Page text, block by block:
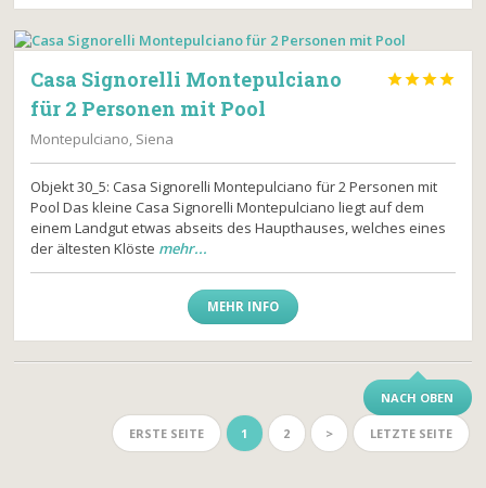
Casa Signorelli Montepulciano
für 2 Personen mit Pool

Montepulciano, Siena
Objekt 30_5: Casa Signorelli Montepulciano für 2 Personen mit
Pool Das kleine Casa Signorelli Montepulciano liegt auf dem
einem Landgut etwas abseits des Haupthauses, welches eines
der ältesten Klöste mehr...
MEHR INFO
NACH OBEN
ERSTE SEITE 1 2 > LETZTE SEITE